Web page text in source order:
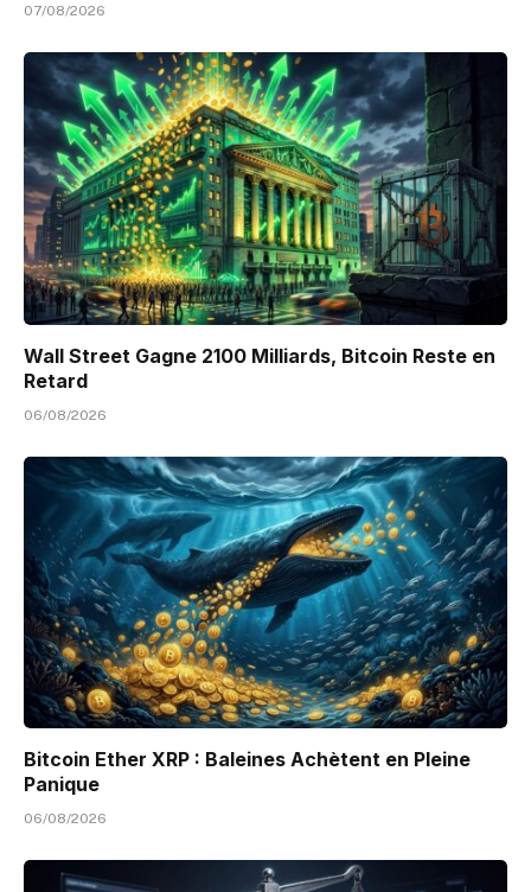
07/08/2026
Wall Street Gagne 2100 Milliards, Bitcoin Reste en
Retard
06/08/2026
Bitcoin Ether XRP : Baleines Achètent en Pleine
Panique
06/08/2026